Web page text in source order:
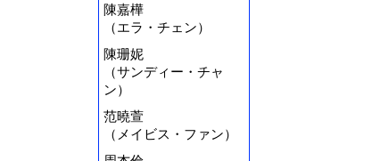
陳嘉樺
（エラ・チェン）
陳珊妮
（サンディー・チャ
ン）
范曉萱
（メイビス・ファン）